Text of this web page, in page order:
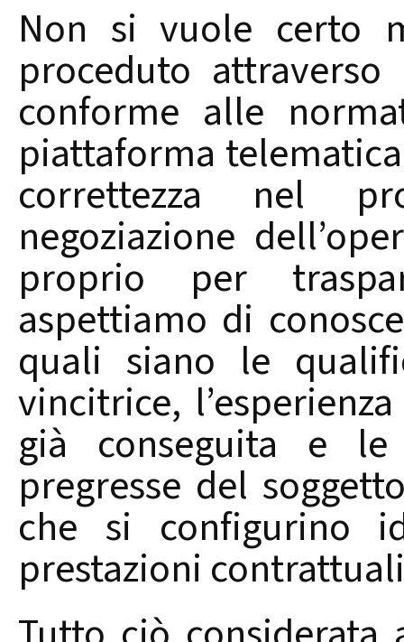
Non si vuole certo
proceduto
conforme alle
piattaforma
correttezza nel
negoziazione
proprio per
aspettiamo di
quali siano le
vincitrice,
già conseguita e le
pregresse del
che si configurino
prestazioni